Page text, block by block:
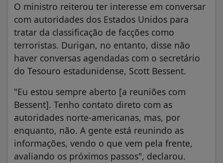
O ministro reiterou ter interesse em conversar
com autoridades dos Estados Unidos para
tratar da classificação de facções como
terroristas. Durigan, no entanto, disse não
haver conversas agendadas com o secretário
do Tesouro estadunidense, Scott Bessent.
"Eu estou sempre aberto [a reuniões com
Bessent]. Tenho contato direto com as
autoridades norte-americanas, mas, por
enquanto, não. A gente está reunindo as
informações, vendo o que vem pela frente,
avaliando os próximos passos", declarou.